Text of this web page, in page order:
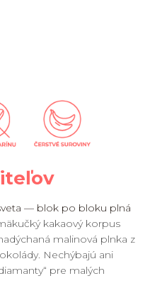
— blok po bloku plná
kakaový korpus
malinová plnka z
Nechýbajú ani
pre malých